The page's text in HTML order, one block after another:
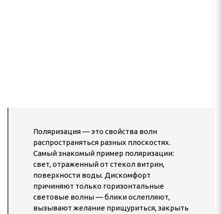
Поляризация — это свойства волн
распространяться разных плоскостях.
Самый знакомый пример поляризации:
свет, отраженный от стекол витрин,
поверхности воды. Дискомфорт
причиняют только горизонтальные
световые волны — блики ослепляют,
вызывают желание прищуриться, закрыть